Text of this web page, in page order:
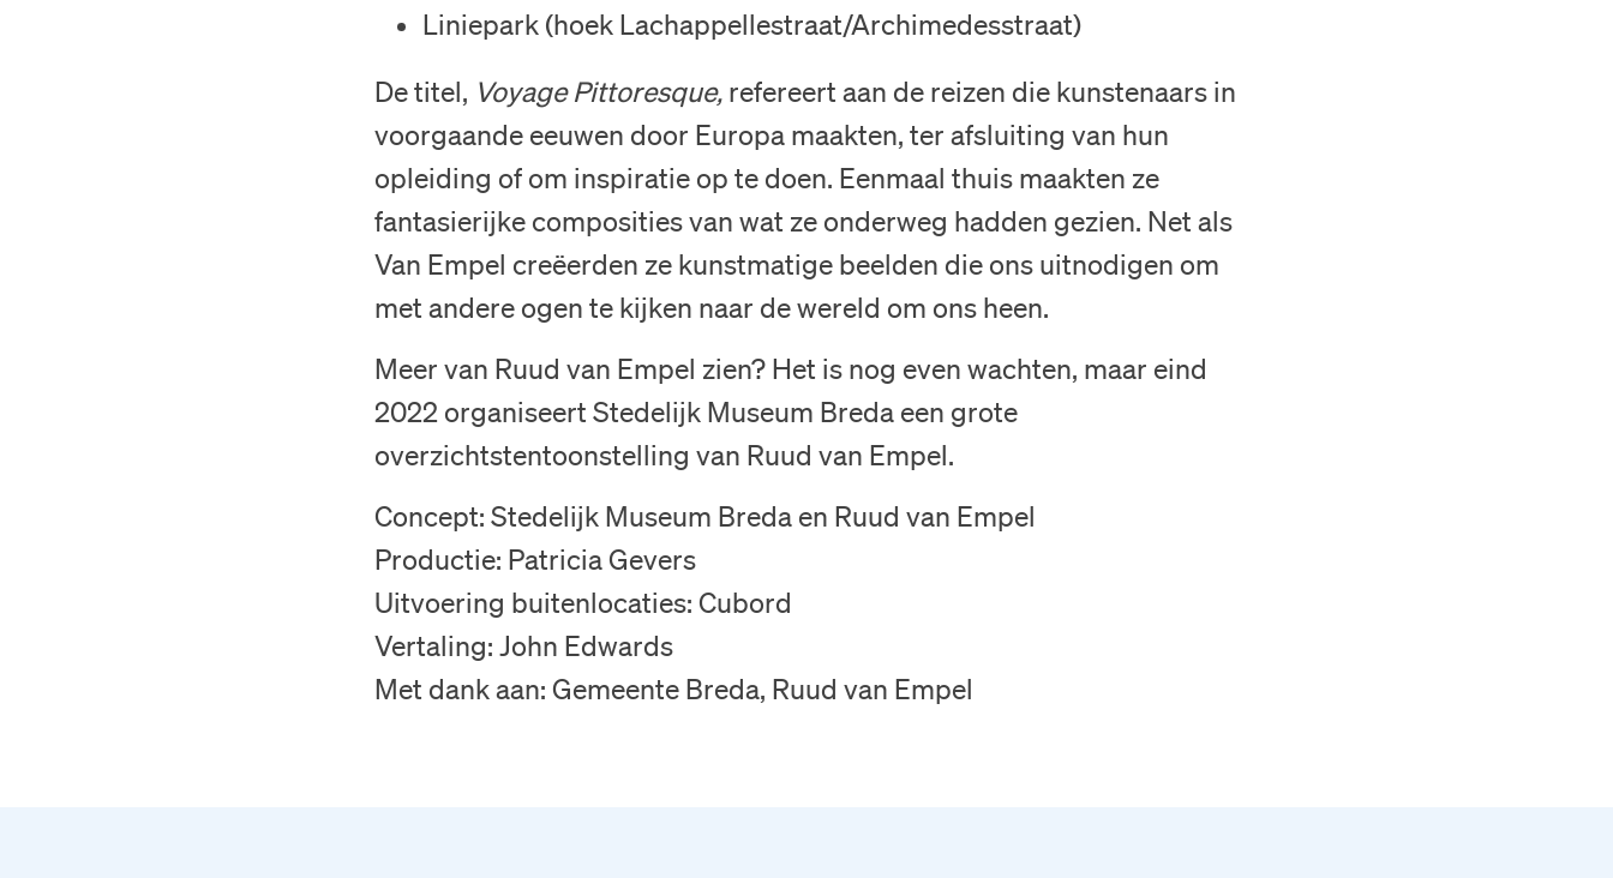
Liniepark (hoek Lachappellestraat/Archimedesstraat)
De titel, Voyage Pittoresque, refereert aan de reizen die kunstenaars in
voorgaande eeuwen door Europa maakten, ter afsluiting van hun
opleiding of om inspiratie op te doen. Eenmaal thuis maakten ze
fantasierijke composities van wat ze onderweg hadden gezien. Net als
Van Empel creëerden ze kunstmatige beelden die ons uitnodigen om
met andere ogen te kijken naar de wereld om ons heen.
Meer van Ruud van Empel zien? Het is nog even wachten, maar eind
2022 organiseert Stedelijk Museum Breda een grote
overzichtstentoonstelling van Ruud van Empel.
Concept: Stedelijk Museum Breda en Ruud van Empel
Productie: Patricia Gevers
Uitvoering buitenlocaties: Cubord
Vertaling: John Edwards
Met dank aan: Gemeente Breda, Ruud van Empel